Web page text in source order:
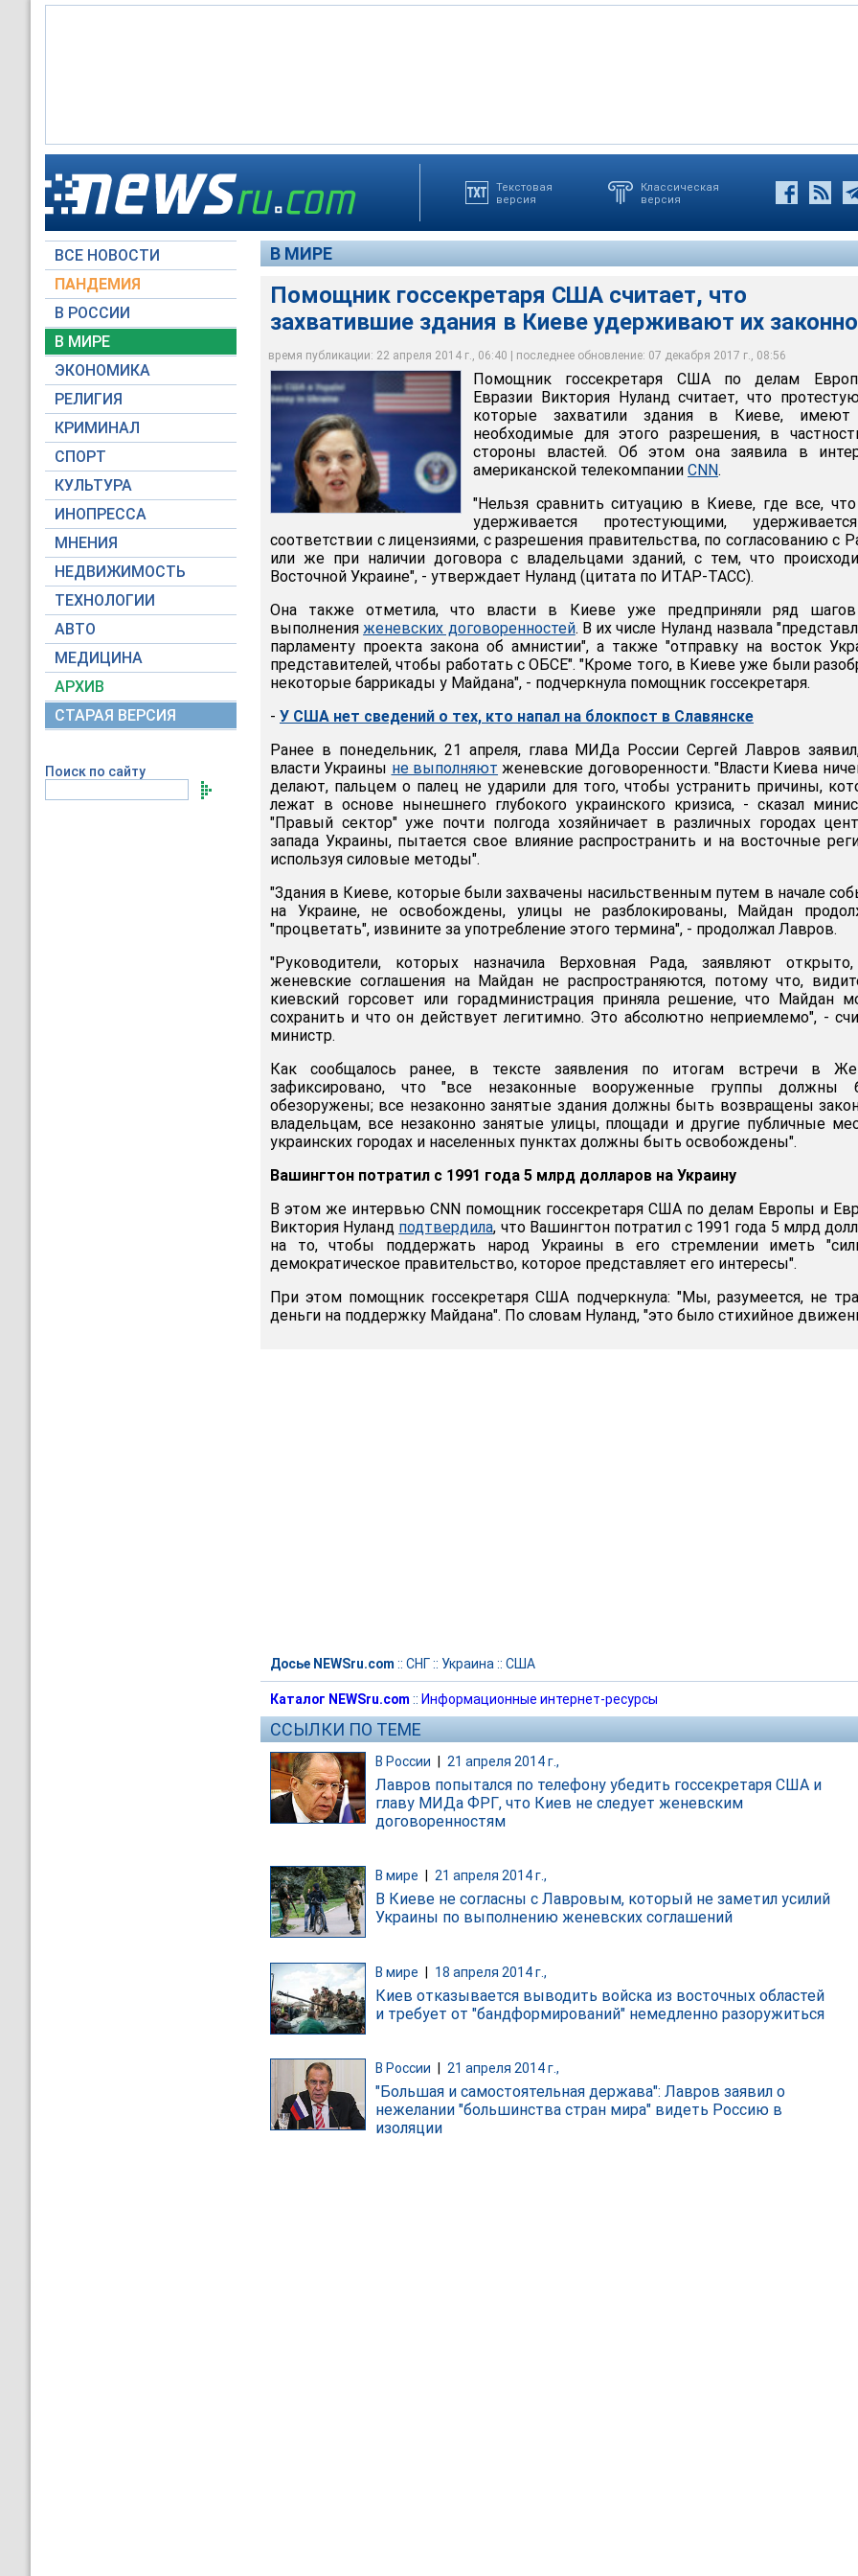
Текстовая
версия
Классическая
версия
ВСЕ НОВОСТИ
ПАНДЕМИЯ
В РОССИИ
В МИРЕ
ЭКОНОМИКА
РЕЛИГИЯ
КРИМИНАЛ
СПОРТ
КУЛЬТУРА
ИНОПРЕССА
МНЕНИЯ
НЕДВИЖИМОСТЬ
ТЕХНОЛОГИИ
АВТО
МЕДИЦИНА
АРХИВ
СТАРАЯ ВЕРСИЯ
Поиск по сайту
В МИРЕ
Помощник госсекретаря США считает, что
захватившие здания в Киеве удерживают их законно
время публикации: 22 апреля 2014 г., 06:40 | последнее обновление: 07 декабря 2017 г., 08:56
Помощник госсекретаря США по делам Европы и Евразии Виктория Нуланд считает,
что протестующие, которые захватили здания в Киеве, имеют все необходимые для
этого разрешения, в частности, со стороны властей
Reuters
Помощник госсекретаря США по делам
Евразии Виктория Нуланд считает, что
которые захватили здания в Киеве,
необходимые для этого разрешения, в
стороны властей. Об этом она заявила в
американской телекомпании CNN.
"Нельзя сравнить ситуацию в Киеве, где все,
удерживается протестующими,
соответствии с лицензиями, с разрешения правительства, по согласованию с
или же при наличии договора с владельцами зданий, с тем, что
Восточной Украине", - утверждает Нуланд (цитата по ИТАР-ТАСС).
Она также отметила, что власти в Киеве уже предприняли ряд
выполненияженевских договоренностей. В их числе Нуланд назвала
парламенту проекта закона об амнистии", а также "отправку на восток
представителей, чтобы работать с ОБСЕ". "Кроме того, в Киеве уже были
некоторые баррикады у Майдана", - подчеркнула помощник госсекретаря.
- У США нет сведений о тех, кто напал на блокпост в Славянске
Ранее в понедельник, 21 апреля, глава МИДа России Сергей Лавров
власти Украины не выполняют женевские договоренности. "Власти Киева
делают, пальцем о палец не ударили для того, чтобы устранить причины,
лежат в основе нынешнего глубокого украинского кризиса, - сказал
"Правый сектор" уже почти полгода хозяйничает в различных городах
запада Украины, пытается свое влияние распространить и на восточные
используя силовые методы".
"Здания в Киеве, которые были захвачены насильственным путем в начале
на Украине, не освобождены, улицы не разблокированы, Майдан
"процветать", извините за употребление этого термина", - продолжал Лавров.
"Руководители, которых назначила Верховная Рада, заявляют
женевские соглашения на Майдан не распространяются, потому что,
киевский горсовет или горадминистрация приняла решение, что Майдан
сохранить и что он действует легитимно. Это абсолютно неприемлемо", -
министр.
Как сообщалось ранее, в тексте заявления по итогам встречи в
зафиксировано, что "все незаконные вооруженные группы должны
обезоружены; все незаконно занятые здания должны быть возвращены
владельцам, все незаконно занятые улицы, площади и другие публичные
украинских городах и населенных пунктах должны быть освобождены".
Вашингтон потратил с 1991 года 5 млрд долларов на Украину
В этом же интервью CNN помощник госсекретаря США по делам Европы и
Виктория Нуланд подтвердила, что Вашингтон потратил с 1991 года 5 млрд
на то, чтобы поддержать народ Украины в его стремлении иметь
демократическое правительство, которое представляет его интересы".
При этом помощник госсекретаря США подчеркнула: "Мы, разумеется, не
деньги на поддержку Майдана". По словам Нуланд, "это было стихийное
Досье NEWSru.com :: СНГ:: Украина :: США
Каталог NEWSru.com :: Информационные интернет-ресурсы
ССЫЛКИ ПО ТЕМЕ
В России 21 апреля 2014 г.,
Лавров попытался по телефону убедить госсекретаря США и
главу МИДа ФРГ, что Киев не следует женевским
договоренностям
В мире 21 апреля 2014 г.,
В Киеве не согласны с Лавровым, который не заметил усилий
Украины по выполнению женевских соглашений
В мире | 18 апреля 2014 г.,
Киев отказывается выводить войска из восточных областей
и требует от "бандформирований" немедленно разоружиться
В России 21 апреля 2014 г.,
"Большая и самостоятельная держава": Лавров заявил о
нежелании "большинства стран мира" видеть Россию в
изоляции